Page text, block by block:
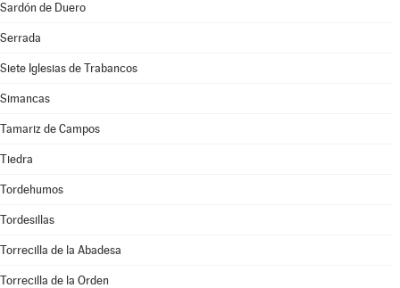
Sardón de Duero
Serrada
Siete Iglesias de Trabancos
Simancas
Tamariz de Campos
Tiedra
Tordehumos
Tordesillas
Torrecilla de la Abadesa
Torrecilla de la Orden